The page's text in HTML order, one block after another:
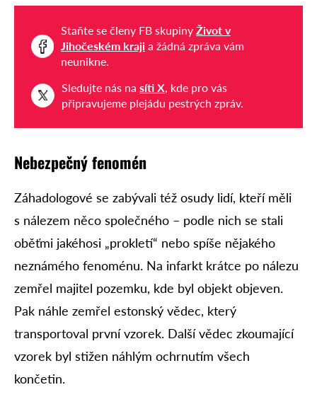
Staňte se členy FB skupiny Život v
Jihočeském kraji a žádná zpráva vám
neunikne.
Sledujte nás na síti X, kde pro vás
připravujeme plejádu pestrých zpráv.
Nebezpečný fenomén
Záhadologové se zabývali též osudy lidí, kteří měli
s nálezem něco společného – podle nich se stali
oběťmi jakéhosi „prokletí“ nebo spíše nějakého
neznámého fenoménu. Na infarkt krátce po nálezu
zemřel majitel pozemku, kde byl objekt objeven.
Pak náhle zemřel estonský vědec, který
transportoval první vzorek. Další vědec zkoumající
vzorek byl stižen náhlým ochrnutím všech
končetin.